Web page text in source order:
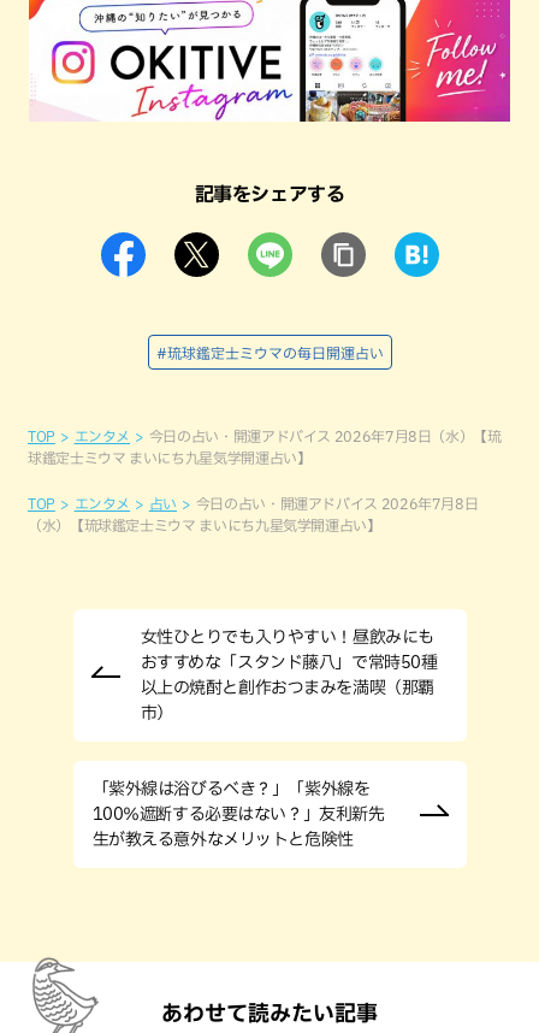
記事をシェアする
#琉球鑑定士ミウマの毎日開運占い
TOP エンタメ
今日の占い・開運アドバイス 2026年7月8日（水）【琉
球鑑定士ミウマ まいにち九星気学開運占い】
TOP エンタメ 占い
今日の占い・開運アドバイス 2026年7月8日
（水）【琉球鑑定士ミウマ まいにち九星気学開運占い】
女性ひとりでも入りやすい！昼飲みにも
おすすめな「スタンド藤八」で常時50種
以上の焼酎と創作おつまみを満喫（那覇
市）
「紫外線は浴びるべき？」「紫外線を
100％遮断する必要はない？」友利新先
生が教える意外なメリットと危険性
あわせて読みたい記事